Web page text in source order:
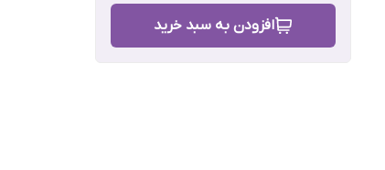
افزودن به سبد خرید